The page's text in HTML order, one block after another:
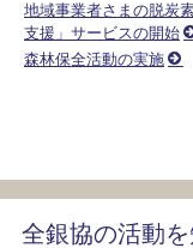
地域事業者さまの脱炭
支援」サービスの開始
森林保全活動の実施
全銀協の活動